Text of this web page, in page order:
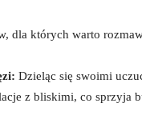
dla których warto
Dzieląc się swoimi
z bliskimi, co sprzyja